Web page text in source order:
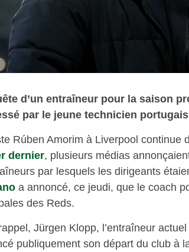
d’un entraîneur pour la saison
par le jeune technicien
Rúben Amorim à Liverpool continue
dernier, plusieurs médias
par lesquels les dirigeants
a annoncé, ce jeudi, que le coach
des Reds.
Jürgen Klopp, l’entraîneur
publiquement son départ du club à